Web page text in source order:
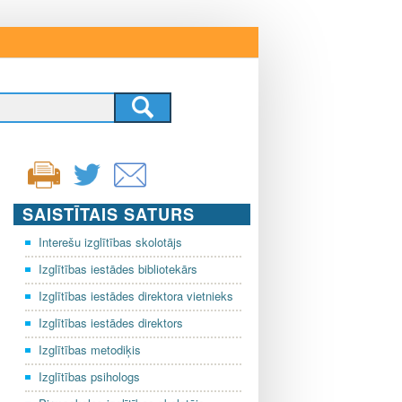
SAISTĪTAIS SATURS
Interešu izglītības skolotājs
Izglītības iestādes bibliotekārs
Izglītības iestādes direktora vietnieks
Izglītības iestādes direktors
Izglītības metodiķis
Izglītības psihologs